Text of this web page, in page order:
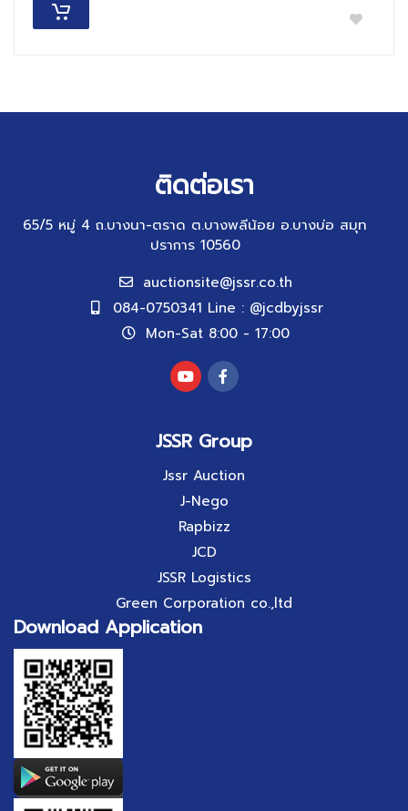
ติดต่อเรา
65/5 หมู่ 4 ถ.บางนา-ตราด ต.บางพลีน้อย อ.บางบ่อ สมุท
ปราการ 10560
auctionsite@jssr.co.th
084-0750341 Line : @jcdbyjssr
Mon-Sat 8:00 - 17:00
JSSR Group
Jssr Auction
J-Nego
Rapbizz
JCD
JSSR Logistics
Green Corporation co.,ltd
Download Application